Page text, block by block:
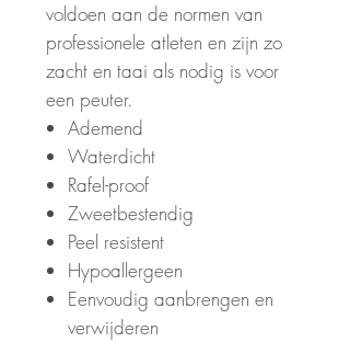
voldoen aan de normen van
professionele atleten en zijn zo
zacht en taai als nodig is voor
een peuter.
Ademend
Waterdicht
Rafel-proof
Zweetbestendig
Peel resistent
Hypoallergeen
Eenvoudig aanbrengen en
verwijderen